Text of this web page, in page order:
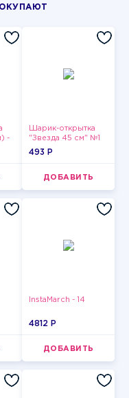
-
Шарик-открытка
"Звезда 45 см" №1
493 P
ДОБАВИТЬ
InstaMarch - 14
4812 P
ДОБАВИТЬ